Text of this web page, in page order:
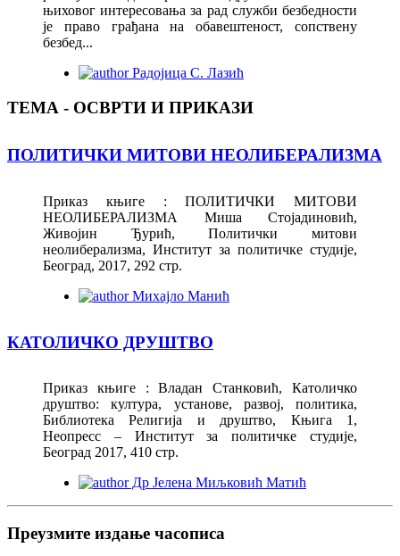
њиховог интересовања за рад служби безбедности
је право грађана на обавештеност, сопствену
безбед...
Радојица С. Лазић
ТЕМА - ОСВРТИ И ПРИКАЗИ
ПОЛИТИЧКИ МИТОВИ НЕОЛИБЕРАЛИЗМА
Приказ књиге : ПОЛИТИЧКИ МИТОВИ
НЕОЛИБЕРАЛИЗМА Миша Стојадиновић,
Живојин Ђурић, Политички митови
неолиберализма, Институт за политичке студије,
Београд, 2017, 292 стр.
Михајло Манић
КАТОЛИЧКО ДРУШТВО
Приказ књиге : Владан Станковић, Католичко
друштво: култура, установе, развој, политика,
Библиотека Религија и друштво, Књига 1,
Неопресс – Институт за политичке студије,
Београд 2017, 410 стр.
Др Јелена Миљковић Матић
Преузмите издање часописа